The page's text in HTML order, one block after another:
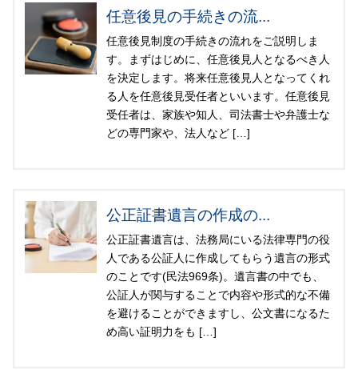
任意後見の手続きの流...
任意後見制度の手続きの流れをご説明しま
す。まずはじめに、任意後見人となるべき人
を決定します。将来任意後見人となってくれ
る人を任意後見受任者といいます。任意後見
受任者は、家族や知人、司法書士や弁護士な
どの専門家や、法人など […]
公正証書遺言の作成の...
公正証書遺言は、法務局にいる法律専門の役
人である公証人に作成してもらう遺言の形式
のことです(民法969条)。遺言書の中でも、
公証人が関与することで内容や形式的な不備
を避けることができますし、公文書になるた
め高い証明力をも […]